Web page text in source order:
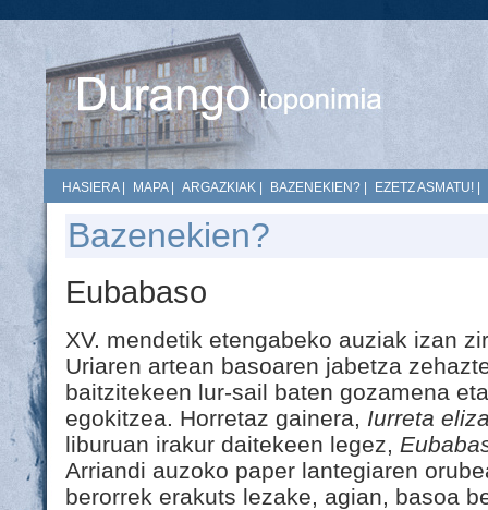
HASIERA| MAPA| ARGAZKIAK BAZENEKIEN? EZETZ ASMATU!
Bazenekien?
Eubabaso
XV. mendetik etengabeko auziak izan
Uriaren artean basoaren jabetza
baitzitekeen lur-sail baten gozamena
egokitzea. Horretaz gainera, Iurreta
liburuan irakur daitekeen legez,
Arriandi auzoko paper lantegiaren
berorrek erakuts lezake, agian, basoa